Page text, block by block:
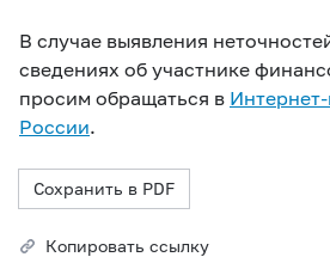
В случае выявления
сведениях об участнике
просим обращаться в
России.
Сохранить в PDF
Копировать ссылку